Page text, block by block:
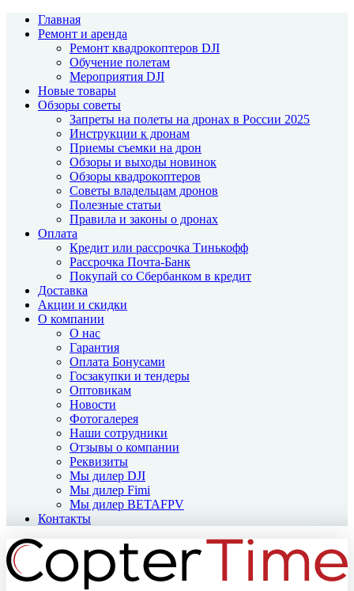
Главная
Ремонт и аренда
Ремонт квадрокоптеров DJI
Обучение полетам
Мероприятия DJI
Новые товары
Обзоры советы
Запреты на полеты на дронах в России 2025
Инструкции к дронам
Приемы съемки на дрон
Обзоры и выходы новинок
Обзоры квадрокоптеров
Советы владельцам дронов
Полезные статьи
Правила и законы о дронах
Оплата
Кредит или рассрочка Тинькофф
Рассрочка Почта-Банк
Покупай со Сбербанком в кредит
Доставка
Акции и скидки
О компании
О нас
Гарантия
Оплата Бонусами
Госзакупки и тендеры
Оптовикам
Новости
Фотогалерея
Наши сотрудники
Отзывы о компании
Реквизиты
Мы дилер DJI
Мы дилер Fimi
Мы дилер BETAFPV
Контакты